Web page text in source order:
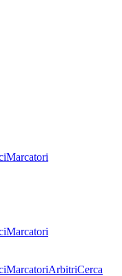
Marcatori
Marcatori
MarcatoriArbitriCerca